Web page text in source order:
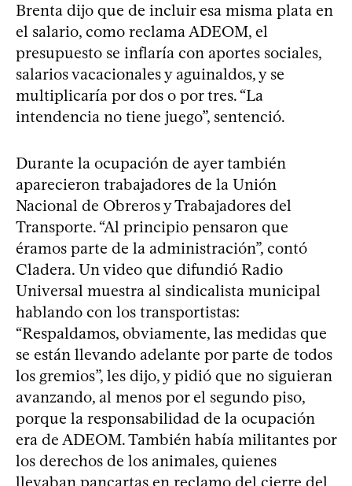
Brenta dijo que de incluir esa misma plata en
el salario, como reclama ADEOM, el
presupuesto se inflaría con aportes sociales,
salarios vacacionales y aguinaldos, y se
multiplicaría por dos o por tres. “La
intendencia no tiene juego”, sentenció.
Durante la ocupación de ayer también
aparecieron trabajadores de la Unión
Nacional de Obreros y Trabajadores del
Transporte. “Al principio pensaron que
éramos parte de la administración”, contó
Cladera. Un video que difundió Radio
Universal muestra al sindicalista municipal
hablando con los transportistas:
“Respaldamos, obviamente, las medidas que
se están llevando adelante por parte de todos
los gremios”, les dijo, y pidió que no siguieran
avanzando, al menos por el segundo piso,
porque la responsabilidad de la ocupación
era de ADEOM. También había militantes por
los derechos de los animales, quienes
llevaban pancartas en reclamo del cierre del